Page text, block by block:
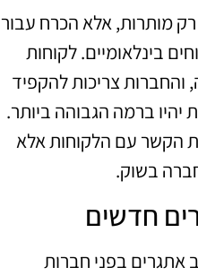
מותרות, אלא הכרח עבור
בינלאומיים. לקוחות
והחברות צריכות להקפיד
יהיו ברמה הגבוהה ביותר.
הקשר עם הלקוחות אלא
בשוק.
חדשים
אתגרים בפני חברות